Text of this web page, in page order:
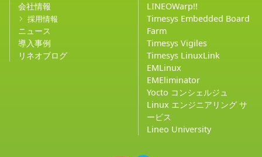
会社情報
採用情報
ニュース
導入事例
リネオブログ
LINEOWarp!!
Timesys Embedded Board
Farm
Timesys Vigiles
Timesys LinuxLink
EMLinux
EMEliminator
Yocto コンシェルジュ
Linux エンジニアリング サ
ービス
Lineo University